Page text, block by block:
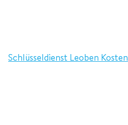
Schlüsseldienst Leoben Kosten